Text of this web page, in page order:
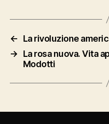
←
La rivoluzione
→
La rosa nuova. Vita
Modotti